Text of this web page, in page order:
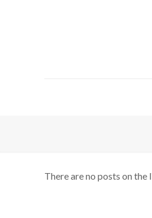
There are no posts on the